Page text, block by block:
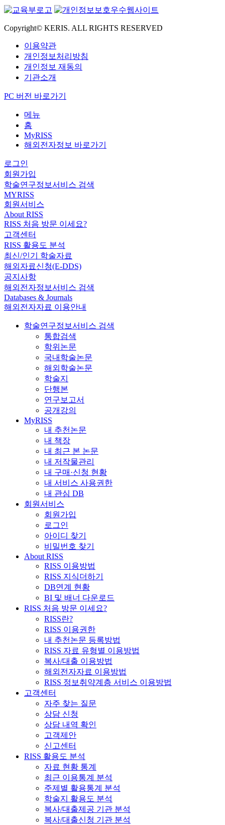
Copyright© KERIS. ALL RIGHTS RESERVED
이용약관
개인정보처리방침
개인정보 재동의
기관소개
PC 버전 바로가기
메뉴
홈
MyRISS
해외전자정보 바로가기
로그인
회원가입
학술연구정보서비스 검색
MYRISS
회원서비스
About RISS
RISS 처음 방문 이세요?
고객센터
RISS 활용도 분석
최신/인기 학술자료
해외자료신청(E-DDS)
공지사항
해외전자정보서비스 검색
Databases & Journals
해외전자자료 이용안내
학술연구정보서비스 검색
통합검색
학위논문
국내학술논문
해외학술논문
학술지
단행본
연구보고서
공개강의
MyRISS
내 추천논문
내 책장
내 최근 본 논문
내 저작물관리
내 구매·신청 현황
내 서비스 사용권한
내 관심 DB
회원서비스
회원가입
로그인
아이디 찾기
비밀번호 찾기
About RISS
RISS 이용방법
RISS 지식더하기
DB연계 현황
BI 및 배너 다운로드
RISS 처음 방문 이세요?
RISS란?
RISS 이용권한
내 추천논문 등록방법
RISS 자료 유형별 이용방법
복사/대출 이용방법
해외전자자료 이용방법
RISS 정보취약계층 서비스 이용방법
고객센터
자주 찾는 질문
상담 신청
상담 내역 확인
고객제안
신고센터
RISS 활용도 분석
자료 현황 통계
최근 이용통계 분석
주제별 활용통계 분석
학술지 활용도 분석
복사/대출제공 기관 분석
복사/대출신청 기관 분석